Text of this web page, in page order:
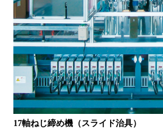
17軸ねじ締め機（スライド治具）